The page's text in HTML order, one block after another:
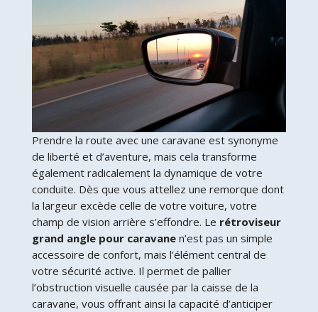
Prendre la route avec une caravane est synonyme
de liberté et d’aventure, mais cela transforme
également radicalement la dynamique de votre
conduite. Dès que vous attellez une remorque dont
la largeur excède celle de votre voiture, votre
champ de vision arrière s’effondre. Le rétroviseur
grand angle pour caravanen’est pas un simple
accessoire de confort, mais l’élément central de
votre sécurité active. Il permet de pallier
l’obstruction visuelle causée par la caisse de la
caravane, vous offrant ainsi la capacité d’anticiper